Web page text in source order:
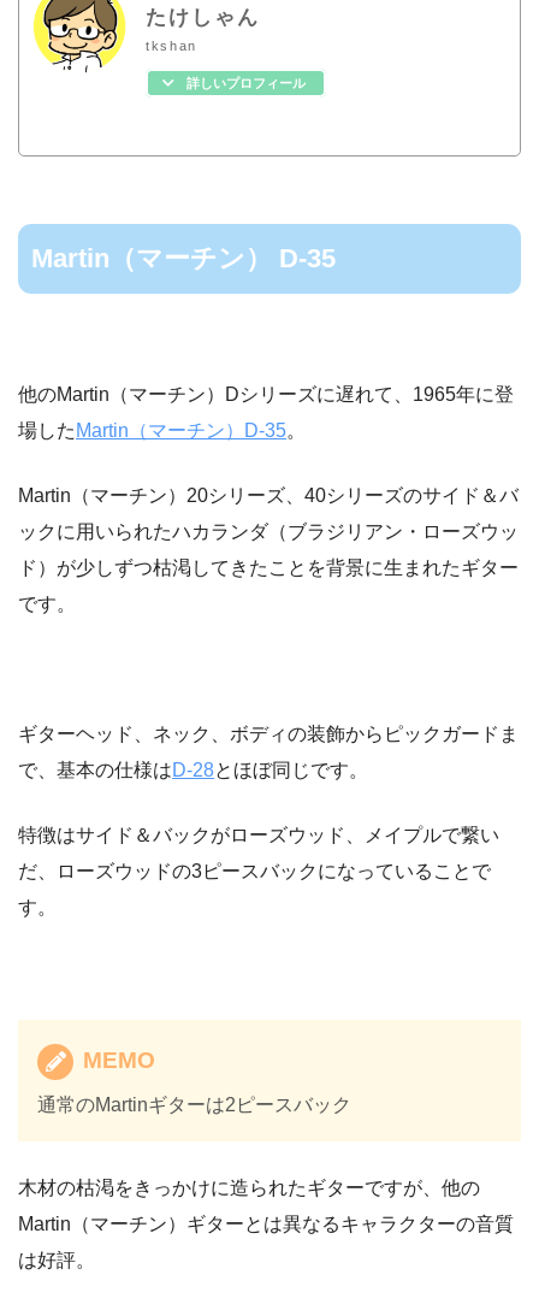
たけしゃん
tkshan
詳しいプロフィール
Martin（マーチン） D-35
他のMartin（マーチン）Dシリーズに遅れて、1965年に登
場した Martin（マーチン）D-35。
Martin（マーチン）20シリーズ、40シリーズのサイド＆バ
ックに用いられたハカランダ（ブラジリアン・ローズウッ
ド）が少しずつ枯渇してきたことを背景に生まれたギター
です。
ギターヘッド、ネック、ボディの装飾からピックガードま
で、基本の仕様はD-28とほぼ同じです。
特徴はサイド＆バックがローズウッド、メイプルで繋い
だ、ローズウッドの3ピースバックになっていることで
す。
MEMO
通常のMartinギターは2ピースバック
木材の枯渇をきっかけに造られたギターですが、他の
Martin（マーチン）ギターとは異なるキャラクターの音質
は好評。